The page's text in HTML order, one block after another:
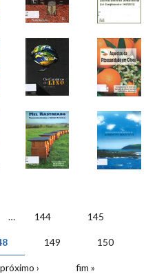
… 144 145
149 150
próximo › fim »